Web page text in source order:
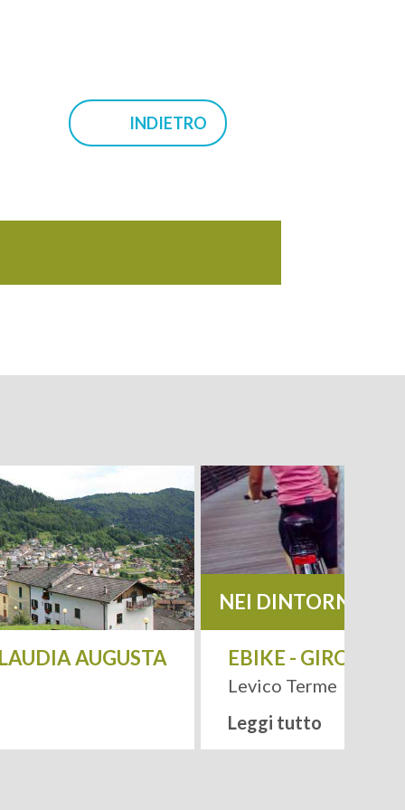
INDIETRO
AUGUSTA
NEI DINTORNI
EBIKE - GIRO DEI
Levico Terme
Leggi tutto